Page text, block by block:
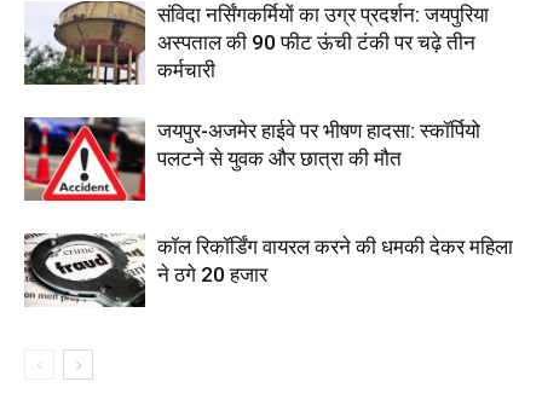
संविदा नर्सिंगकर्मियों का उग्र प्रदर्शन: जयपुरिया
अस्पताल की 90 फीट ऊंची टंकी पर चढ़े तीन
कर्मचारी
जयपुर-अजमेर हाईवे पर भीषण हादसा: स्कॉर्पियो
पलटने से युवक और छात्रा की मौत
कॉल रिकॉर्डिंग वायरल करने की धमकी देकर महिला
ने ठगे 20 हजार